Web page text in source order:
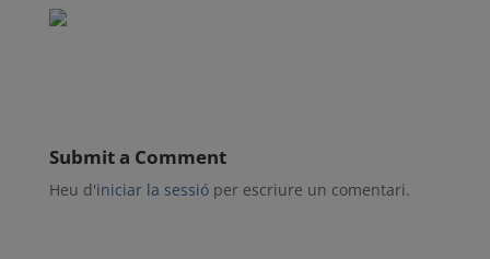
Submit a Comment
Heu d'iniciar la sessióper escriure un comentari.